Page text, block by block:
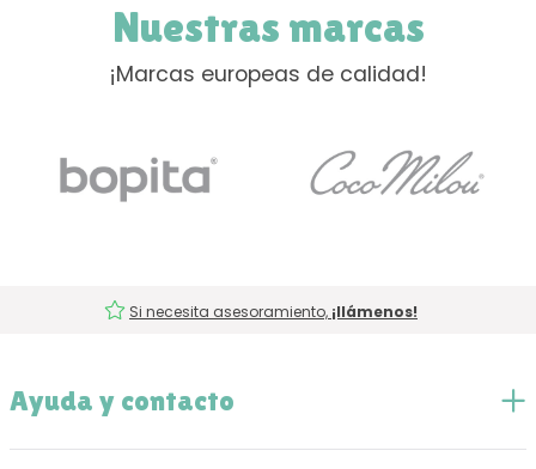
Nuestras marcas
¡Marcas europeas de calidad!
Si necesita asesoramiento, ¡llámenos!
Ayuda y contacto